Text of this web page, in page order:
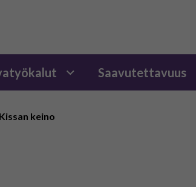
Saavutettavuus
Kissan keino